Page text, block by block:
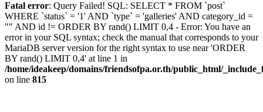
Fatal error: Query Failed! SQL: SELECT * FROM `post`
WHERE `status` = '1' AND `type` = 'galleries' AND category_id =
"" AND id != ORDER BY rand() LIMIT 0,4 - Error: You have an
error in your SQL syntax; check the manual that corresponds to your
MariaDB server version for the right syntax to use near 'ORDER
BY rand() LIMIT 0,4' at line 1 in
/home/ideakeep/domains/friendsofpa.or.th/public_html/
on line 815